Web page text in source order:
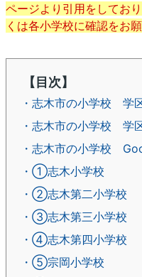
ページより引用をしてお
くは各小学校に確認をお
【目次】
・志木市の小学校 学
・志木市の小学校 学
・志木市の小学校
・①志木小学校
・②志木第二小学校
・③志木第三小学校
・④志木第四小学校
・⑤宗岡小学校